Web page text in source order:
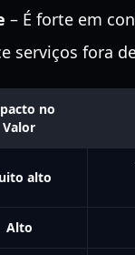
– É forte em
serviços fora
no
Valor
alto
Alto